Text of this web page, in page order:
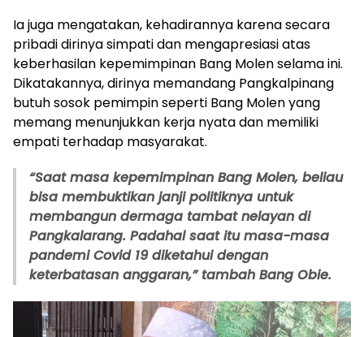
Ia juga mengatakan, kehadirannya karena secara
pribadi dirinya simpati dan mengapresiasi atas
keberhasilan kepemimpinan Bang Molen selama ini.
Dikatakannya, dirinya memandang Pangkalpinang
butuh sosok pemimpin seperti Bang Molen yang
memang menunjukkan kerja nyata dan memiliki
empati terhadap masyarakat.
“Saat masa kepemimpinan Bang Molen, beliau
bisa membuktikan janji politiknya untuk
membangun dermaga tambat nelayan di
Pangkalarang. Padahal saat itu masa-masa
pandemi Covid 19 diketahui dengan
keterbatasan anggaran,” tambah Bang Obie.